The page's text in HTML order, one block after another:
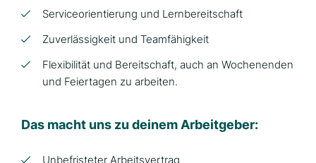
Serviceorientierung und Lernbereitschaft
Zuverlässigkeit und Teamfähigkeit
Flexibilität und Bereitschaft, auch an Wochenenden
und Feiertagen zu arbeiten.
Das macht uns zu deinem Arbeitgeber:
Unbefristeter Arbeitsvertrag